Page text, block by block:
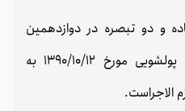
و دو تبصره در دوازدهمین
جلسه شورای عالی مبارزه با پولشویی مورخ 1390/10/12 به
الاجراست.